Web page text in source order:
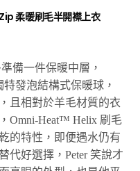
柔暖刷毛半開襟上衣
備一件保暖中層，
發泡結構式保暖球，
且相對於羊毛材質的衣
Omni-Heat™ Helix 刷毛
的特性，即便遇水仍有
代好選擇，Peter 笑說才